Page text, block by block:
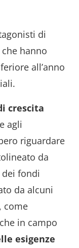
di
hanno
all’anno
crescita
agli
riguardare
da
fondi
da alcuni
come
in campo
esigenze